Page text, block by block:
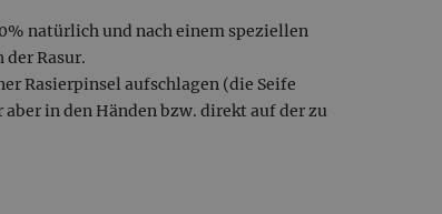
natürlich und nach einem speziellen
Rasur.
Rasierpinsel aufschlagen (die Seife
in den Händen bzw. direkt auf der zu